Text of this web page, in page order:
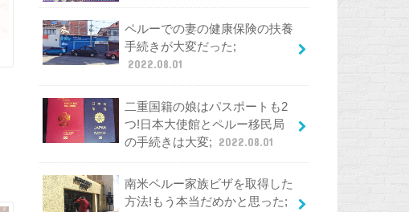
ペルーでの妻の健康保険の扶養
手続きが大変だった;
2022.08.01
二重国籍の娘はパスポートも2
つ!日本大使館とペルー移民局
の手続きは大変;
2022.08.01
南米ペルー家族ビザを取得した
方法!もう本当だめかと思った;